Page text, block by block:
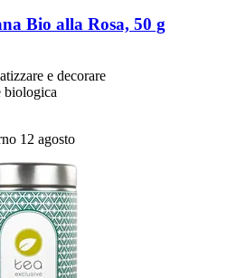
Bio alla Rosa, 50 g
e decorare
biologica
12 agosto